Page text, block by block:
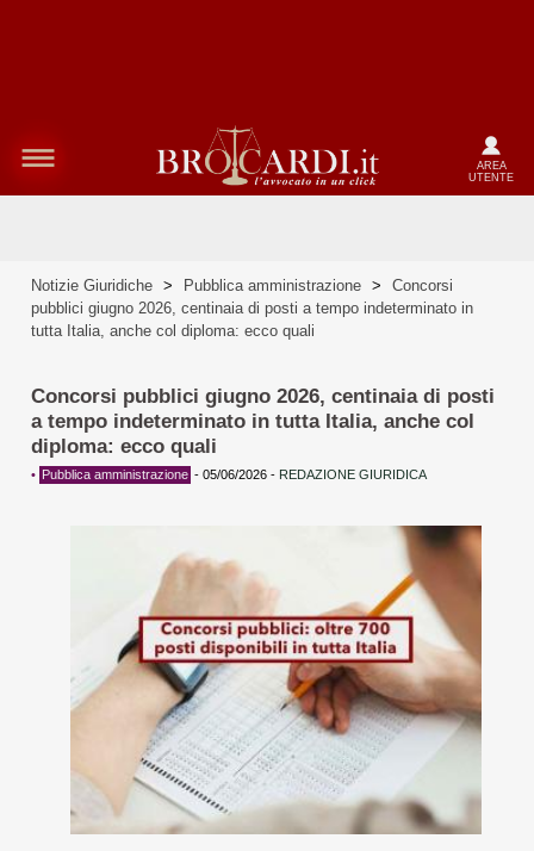
AREA
UTENTE
Notizie Giuridiche > Pubblica amministrazione >
Concorsi
pubblici giugno 2026, centinaia di posti a tempo indeterminato in
tutta Italia, anche col diploma: ecco quali
Concorsi pubblici giugno 2026, centinaia di posti
a tempo indeterminato in tutta Italia, anche col
diploma: ecco quali
• Pubblica amministrazione - 05/06/2026 - REDAZIONE GIURIDICA